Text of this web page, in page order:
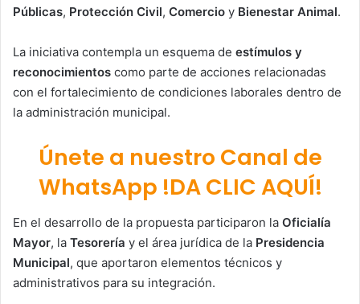
Públicas, Protección Civil, Comercio y Bienestar Animal.
La iniciativa contempla un esquema de estímulos y
reconocimientos como parte de acciones relacionadas
con el fortalecimiento de condiciones laborales dentro de
la administración municipal.
Únete a nuestro Canal de
WhatsApp !DA CLIC AQUÍ!
En el desarrollo de la propuesta participaron la Oficialía
Mayor, la Tesorería y el área jurídica de la Presidencia
Municipal, que aportaron elementos técnicos y
administrativos para su integración.